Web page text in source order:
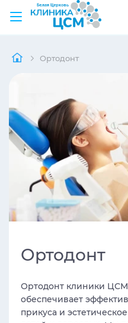
Ортодонт
Ортодонт
Ортодонт клиники
обеспечивает
прикуса и